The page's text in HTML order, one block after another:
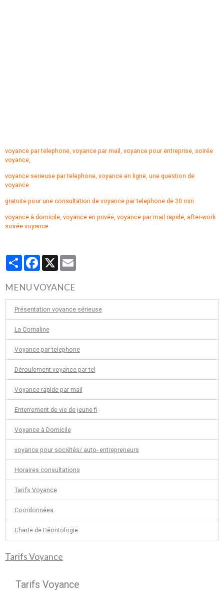
voyance par telephone, voyance par mail, voyance pour entreprise, soirée
voyance,
voyance serieuse par telephone, voyance en ligne, une question de
voyance
gratuite pour une consultation de voyance par telephone de 30 min
voyance à domicile, voyance en privée, voyance par mail rapide, after-work
soirée voyance
PartagerFacebook
MENU VOYANCE
Présentation voyance sérieuse
La Cornaline
Voyance par telephone
Déroulement voyance par tel
Voyance rapide par mail
Enterrement de vie de jeune fi
Voyance à Domicile
voyance pour sociétés/ auto- entrepreneurs
Horaires consultations
Tarifs Voyance
Coordonnées
Charte de Déontologie
Tarifs Voyance
Tarifs Voyance